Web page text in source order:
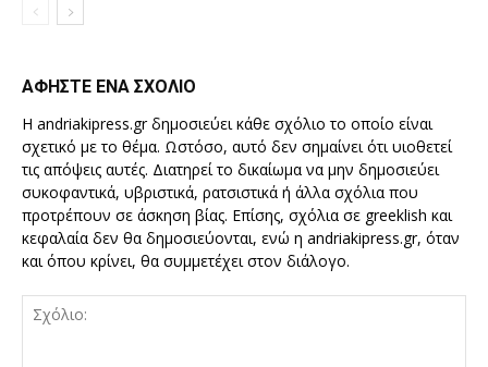
ΑΦΗΣΤΕ ΕΝΑ ΣΧΟΛΙΟ
Η andriakipress.gr δημοσιεύει κάθε σχόλιο το οποίο είναι
σχετικό με το θέμα. Ωστόσο, αυτό δεν σημαίνει ότι υιοθετεί
τις απόψεις αυτές. Διατηρεί το δικαίωμα να μην δημοσιεύει
συκοφαντικά, υβριστικά, ρατσιστικά ή άλλα σχόλια που
προτρέπουν σε άσκηση βίας. Επίσης, σχόλια σε greeklish και
κεφαλαία δεν θα δημοσιεύονται, ενώ η andriakipress.gr, όταν
και όπου κρίνει, θα συμμετέχει στον διάλογο.